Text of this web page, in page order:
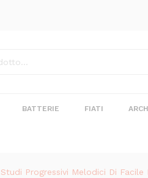
BATTERIE FIATI
Progressivi Melodici Di